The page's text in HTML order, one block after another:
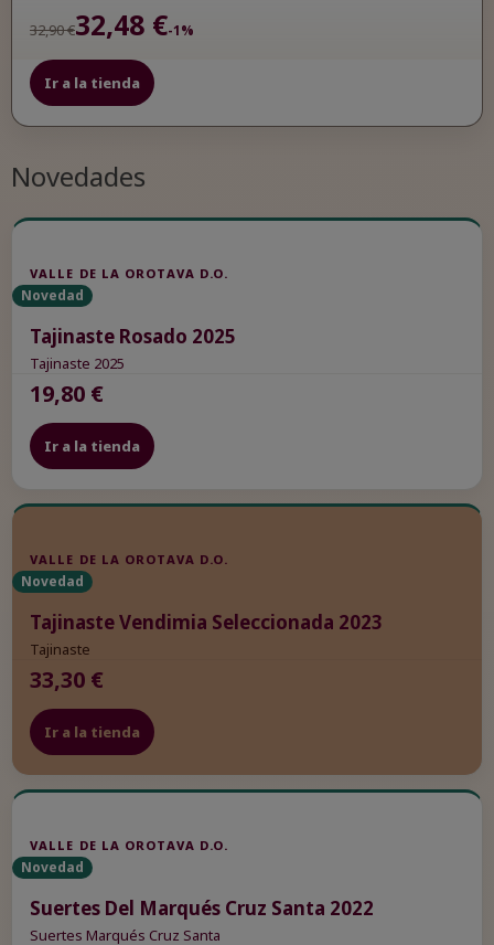
32,90 €32,48 €-1%
Ir a la tienda
Novedades
VALLE DE LA OROTAVA D.O.
Novedad
Tajinaste Rosado 2025
Tajinaste 2025
19,80 €
Ir a la tienda
VALLE DE LA OROTAVA D.O.
Novedad
Tajinaste Vendimia Seleccionada 2023
Tajinaste
33,30 €
Ir a la tienda
VALLE DE LA OROTAVA D.O.
Novedad
Suertes Del Marqués Cruz Santa 2022
Suertes Marqués Cruz Santa